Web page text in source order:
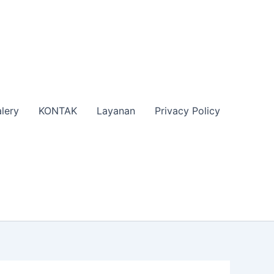
KONTAK Layanan Privacy Policy